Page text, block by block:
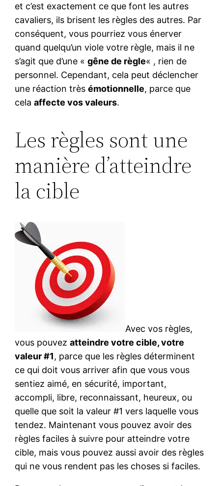
et c’est exactement ce que font les autres
cavaliers, ils brisent les règles des autres. Par
conséquent, vous pourriez vous énerver
quand quelqu’un viole votre règle, mais il ne
s’agit que d’une «gêne de règle« , rien de
personnel. Cependant, cela peut déclencher
une réaction trèsémotionnelle, parce que
celaaffecte vos valeurs.
Les règles sont une
manière d’atteindre
la cible
Avec vos règles,
vous pouvezatteindre votre cible, votre
valeur #1, parce que les règles déterminent
ce qui doit vous arriver afin que vous vous
sentiez aimé, en sécurité, important,
accompli, libre, reconnaissant, heureux, ou
quelle que soit la valeur #1 vers laquelle vous
tendez. Maintenant vous pouvez avoir des
règles faciles à suivre pour atteindre votre
cible, mais vous pouvez aussi avoir des règles
qui ne vous rendent pas les choses si faciles.